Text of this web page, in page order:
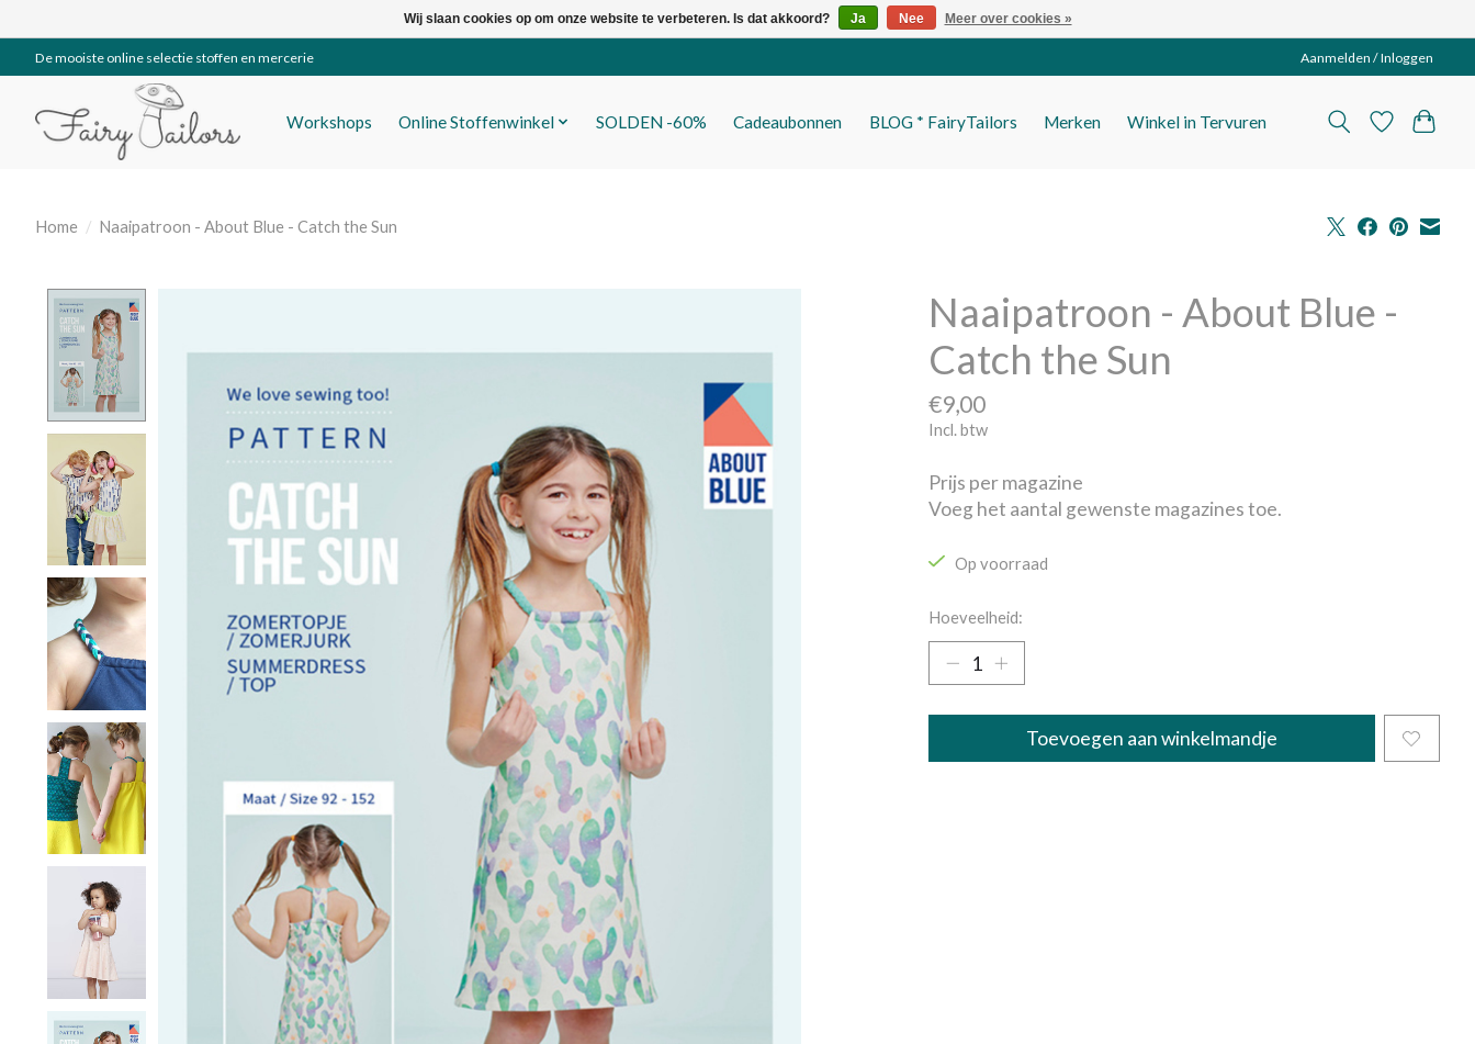
De mooiste online selectie stoffen en mercerie Aanmelden / Inloggen
Workshops Online Stoffenwinkel SOLDEN -60% Cadeaubonnen BLOG * FairyTailors Merken Winkel in Tervuren
Home / Naaipatroon - About Blue - Catch the Sun
Naaipatroon - About Blue -
Catch the Sun
€9,00
Incl. btw
Prijs per magazine
Voeg het aantal gewenste magazines toe.
Op voorraad
Hoeveelheid:
Toevoegen aan winkelmandje
Wij slaan cookies op om onze website te verbeteren. Is dat akkoord? Ja Nee Meer over cookies »